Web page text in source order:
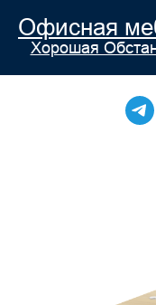
Офисная
Хорошая